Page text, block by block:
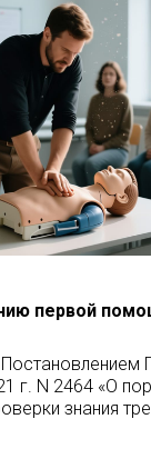
первой
г. N 2464 «О
знания